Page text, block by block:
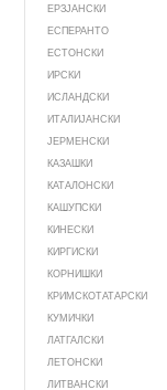
ЕРЗЈАНСКИ
ЕСПЕРАНТО
ЕСТОНСКИ
ИРСКИ
ИСЛАНДСКИ
ИТАЛИЈАНСКИ
ЈЕРМЕНСКИ
КАЗАШКИ
КАТАЛОНСКИ
КАШУПСКИ
КИНЕСКИ
КИРГИСКИ
КОРНИШКИ
КРИМСКОТАТАРСКИ
КУМИЧКИ
ЛАТГАЛСКИ
ЛЕТОНСКИ
ЛИТВАНСКИ